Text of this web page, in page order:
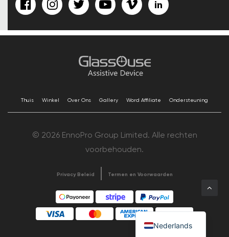
Thuis Winkel Over Ons Gallery Word Affiliate Ondersteuning
© 2026 EnnoPro Group Limited. Alle rechten
voorbehouden.
Privacy Beleid Termen en Voorwaarden
Nederlands